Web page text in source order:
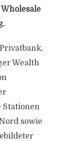
Wealth
Stationen
sowie